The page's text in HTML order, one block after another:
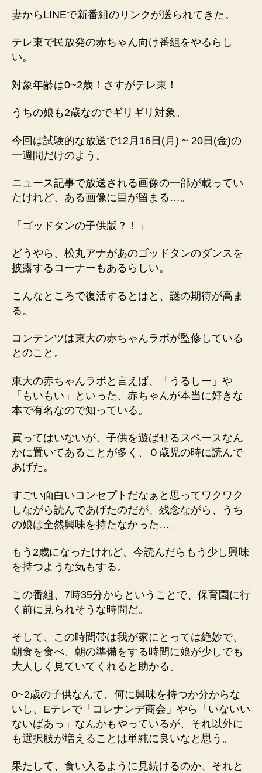
し
な
の
妻からLINEで新番組のリンクが送られてきた。
テレ東で民放発の赤ちゃん向け番組をやるらし
い。
対象年齢は0~2歳！さすがテレ東！
うちの娘も2歳なのでギリギリ対象。
今回は試験的な放送で12月16日(月) ~ 20日(金)の
一週間だけのよう。
ニュース記事で放送される画像の一部が載ってい
たけれど、ある画像に目が留まる…。
「ゴッドタンの子供版？！」
どうやら、松丸アナがあのゴッドタンのダンスを
披露するコーナーもあるらしい。
こんなところで復活するとはと、謎の期待が高ま
る。
コンテンツは東大の赤ちゃんラボが監修している
とのこと。
東大の赤ちゃんラボと言えば、「うるしー」や
「もいもい」といった、赤ちゃんが本当に好きな
本で有名なので知っている。
買ってはいないが、子供を遊ばせるスペースなん
かに置いてあることが多く、０歳児の時に読んで
あげた。
すごい面白いコンセプトだなぁと思ってワクワク
しながら読んであげたのだが、残念ながら、うち
の娘は全然興味を持たなかった…。
もう2歳になったけれど、今読んだらもう少し興味
を持つような気もする。
この番組、7時35分からということで、保育園に行
く前に見られそうな時間だ。
そして、この時間帯は我が家にとっては絶妙で、
朝食を食べ、朝の準備をする時間に娘が少しでも
大人しく見ていてくれると助かる。
0~2歳の子供なんて、何に興味を持つか分からな
いし、Eテレで「コレナンデ商会」やら「いないい
ないばあっ」なんかもやっているが、それ以外に
も選択肢が増えることは単純に良いなと思う。
果たして、食い入るように見続けるのか、それと